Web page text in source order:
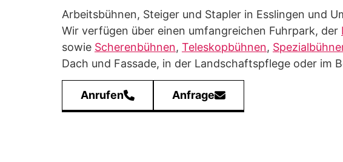
Arbeitsbühnen, Steiger und Stapler in Esslingen und
Wir verfügen über einen umfangreichen Fuhrpark, der
sowie Scherenbühnen, Teleskopbühnen,
Dach und Fassade, in der Landschaftspflege oder im
Anrufen Anfrage